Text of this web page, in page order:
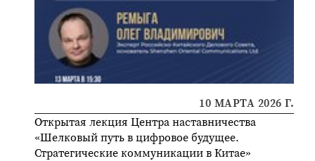
10 МАРТА 2026 Г.
Открытая лекция Центра наставничества
«Шелковый путь в цифровое будущее.
Стратегические коммуникации в Китае»